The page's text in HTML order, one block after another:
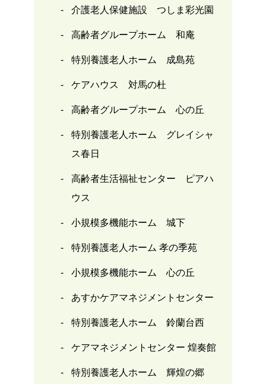
介護老人保健施設 つしま彩光園
高齢者グループホーム 和庵
特別養護老人ホーム 成島苑
ケアハウス 対馬の杜
高齢者グループホーム 心の丘
特別養護老人ホーム グレイシャ
ス春日
高齢者生活福祉センター ピアハ
ウス
小規模多機能ホーム 城下
特別養護老人ホーム 孝の季苑
小規模多機能ホーム 心の丘
あすかケアマネジメントセンター
特別養護老人ホーム 鈴蘭台西
ケアマネジメントセンター 煌奏館
特別養護老人ホーム 輝煌の郷